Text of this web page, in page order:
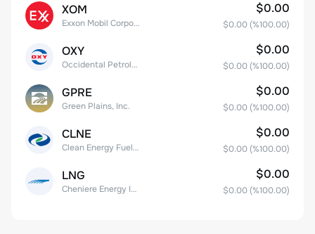
XOM
Exxon Mobil Corporation
$0.00
$0.00 (%100.00)
OXY
Occidental Petroleum Corporation
$0.00
$0.00 (%100.00)
GPRE
Green Plains, Inc.
$0.00
$0.00 (%100.00)
CLNE
Clean Energy Fuels Corp.
$0.00
$0.00 (%100.00)
LNG
Cheniere Energy Inc
$0.00
$0.00 (%100.00)